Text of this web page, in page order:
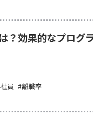
？効果的なプログ
員 離職率